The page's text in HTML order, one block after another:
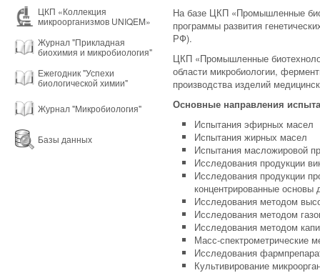
ЦКП «Коллекция
микроорганизмов UNIQEM»
Журнал "Прикладная
биохимия и микробиология"
Ежегодник "Успехи
биологической химии"
Журнал "Микробиология"
Базы данных
На базе ЦКП «Промышленные
программы развития
РФ).
ЦКП «Промышленные
области микробиологии,
производства изделий
Основные направления
Испытания эфирных масел
Испытания жирных масел
Испытания масложировой
Исследования продукции
Исследования продукции
концентрированные основы
Исследования методом
Исследования методом
Исследования методом
Масс-спектрометрические
Исследования
Культивирование